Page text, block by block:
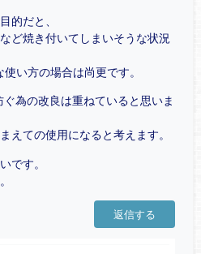
的だと、
ど焼き付いてしまいそうな状況
い方の場合は尚更です。
為の改良は重ねていると思いま
えての使用になると考えます。
です。
返信する